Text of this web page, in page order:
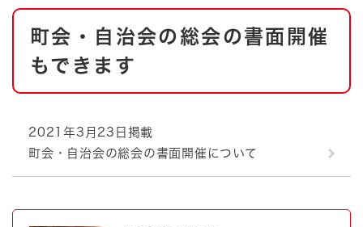
本
町会・自治会の総会の書面開催
もできます
2021年3月23日掲載
町会・自治会の総会の書面開催について